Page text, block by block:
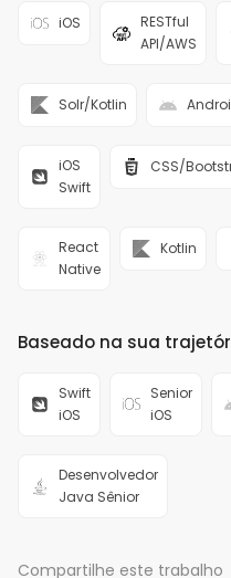
iOS
RESTful
API/AWS
Solr/Kotlin
iOS
Swift
CSS/
React
Native
Kotlin
Baseado na sua
Swift
iOS
Senior
iOS
Desenvolvedor
Java Sênior
Compartilhe este trabalho